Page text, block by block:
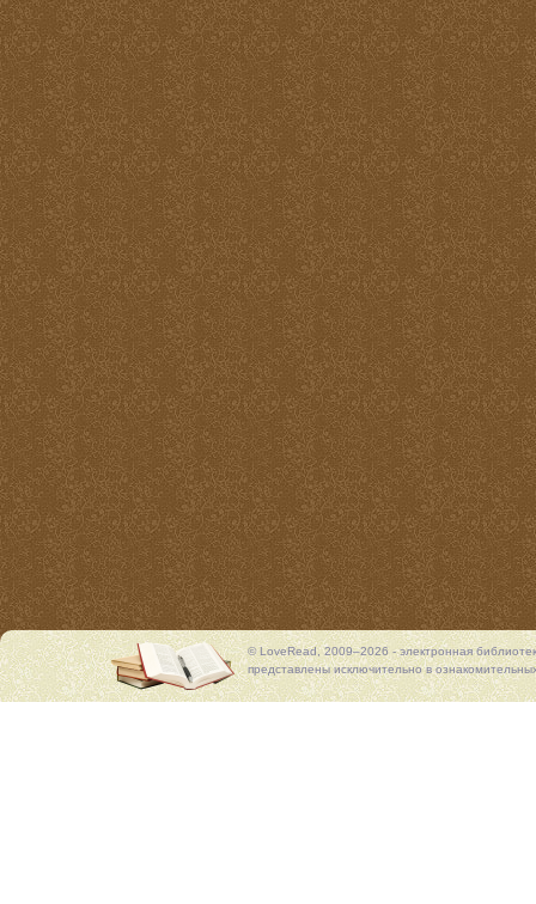
© LoveRead, 2009–2026 - электронная
представлены исключительно в